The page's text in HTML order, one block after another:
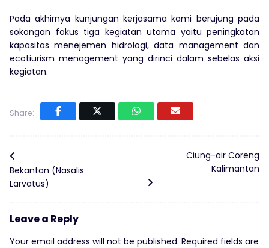
Pada akhirnya kunjungan kerjasama kami berujung pada
sokongan fokus tiga kegiatan utama yaitu peningkatan
kapasitas menejemen hidrologi, data management dan
ecotiurism menagement yang dirinci dalam sebelas aksi
kegiatan.
Share:
Bekantan (Nasalis
Larvatus)
Ciung-air Coreng
Kalimantan
Leave a Reply
Your email address will not be published. Required fields are